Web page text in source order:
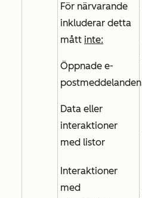
För närvarande
inkluderar detta
mått inte:
Öppnade e-
postmeddelanden
Data eller
interaktioner
med listor
Interaktioner
med